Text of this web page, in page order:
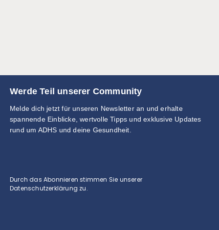
Werde Teil unserer Community
Melde dich jetzt für unseren Newsletter an und erhalte
spannende Einblicke, wertvolle Tipps und exklusive Updates
rund um ADHS und deine Gesundheit.
Durch das Abonnieren stimmen Sie unserer
Datenschutzerklärung zu.